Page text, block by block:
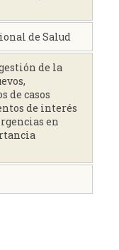
de Salud
de la
de casos
de interés
en